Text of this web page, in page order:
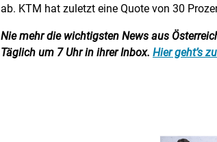
ab. KTM hat zuletzt eine Quote von 30
Nie mehr die wichtigsten News aus
Täglich um 7 Uhr in ihrer Inbox. Hier geht’s